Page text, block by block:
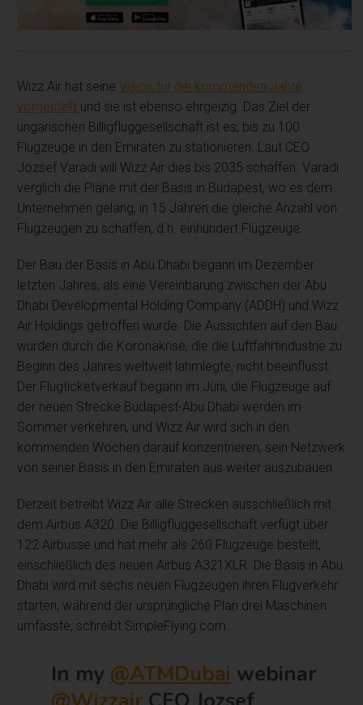
Wizz Air hat seineVision für die kommenden Jahre
vorgestellt und sie ist ebenso ehrgeizig. Das Ziel der
ungarischen Billigfluggesellschaft ist es, bis zu 100
Flugzeuge in den Emiraten zu stationieren. Laut CEO
Jozsef Varadi will Wizz Air dies bis 2035 schaffen. Varadi
verglich die Pläne mit der Basis in Budapest, wo es dem
Unternehmen gelang, in 15 Jahren die gleiche Anzahl von
Flugzeugen zu schaffen, d.h. einhundert Flugzeuge.
Der Bau der Basis in Abu Dhabi begann im Dezember
letzten Jahres, als eine Vereinbarung zwischen der Abu
Dhabi Developmental Holding Company (ADDH) und Wizz
Air Holdings getroffen wurde. Die Aussichten auf den Bau
wurden durch die Koronakrise, die die Luftfahrtindustrie zu
Beginn des Jahres weltweit lahmlegte, nicht beeinflusst.
Der Flugticketverkauf begann im Juni, die Flugzeuge auf
der neuen Strecke Budapest-Abu Dhabi werden im
Sommer verkehren, und Wizz Air wird sich in den
kommenden Wochen darauf konzentrieren, sein Netzwerk
von seiner Basis in den Emiraten aus weiter auszubauen.
Derzeit betreibt Wizz Air alle Strecken ausschließlich mit
dem Airbus A320. Die Billigfluggesellschaft verfügt über
122 Airbusse und hat mehr als 260 Flugzeuge bestellt,
einschließlich des neuen Airbus A321XLR. Die Basis in Abu
Dhabi wird mit sechs neuen Flugzeugen ihren Flugverkehr
starten, während der ursprüngliche Plan drei Maschinen
umfasste, schreibt SimpleFlying.com.
In my @ATMDubai webinar